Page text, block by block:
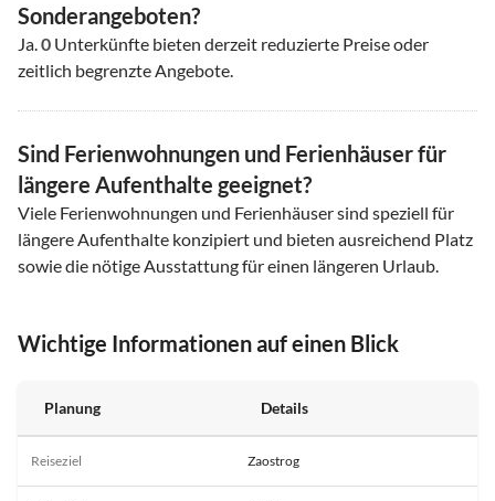
Sonderangeboten?
Ja.0 Unterkünfte bieten derzeit reduzierte Preise oder
zeitlich begrenzte Angebote.
Sind Ferienwohnungen und Ferienhäuser für
längere Aufenthalte geeignet?
Viele Ferienwohnungen und Ferienhäuser sind speziell für
längere Aufenthalte konzipiert und bieten ausreichend Platz
sowie die nötige Ausstattung für einen längeren Urlaub.
Wichtige Informationen auf einen Blick
Planung Details
Reiseziel Zaostrog